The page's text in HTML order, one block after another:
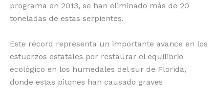
programa en 2013, se han eliminado más de 20
toneladas de estas serpientes.
Este récord representa un importante avance en los
esfuerzos estatales por restaurar el equilibrio
ecológico en los humedales del sur de Florida,
donde estas pitones han causado graves